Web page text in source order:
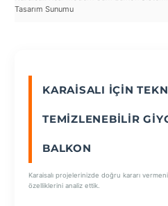
Tasarım Sunumu
KARAISALI İÇIN
TEMIZLENEBILIR
BALKON
Karaisalı projelerinizde doğru kararı
özelliklerini analiz ettik.